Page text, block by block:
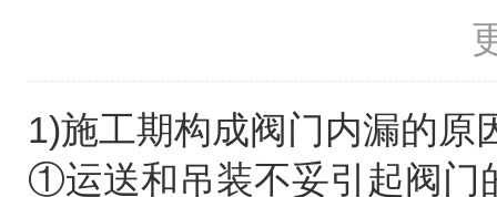
1)施工期构成阀门内漏的原
①运送和吊装不妥引起阀门